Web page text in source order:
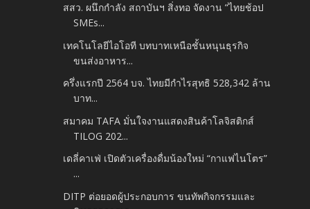
สสว. ผนึกกำลัง สถาบันฯ สิ่งทอ จัดงาน “ไทยช้อป
SMEs...
เทคโนโลยีไอโอที บทบาทเหนือชั้นหนุนธุรกิจ
ขนส่งอาหาร...
ครึ่งแรกปี 2564 บจ. ไทยมีกำไรสุทธิ 528,342 ล้าน
บาท...
สมาคม TAFA มั่นใจงานแสดงสินค้าโลจิสติกส์
TILOG 202...
เดลี่คาเฟ่ เปิดตัวเครื่องดื่มน้องใหม่ “กาแฟไนโตร”
...
DITP ต่อยอดผู้ประกอบการ ขนทัพกิจกรรมและ